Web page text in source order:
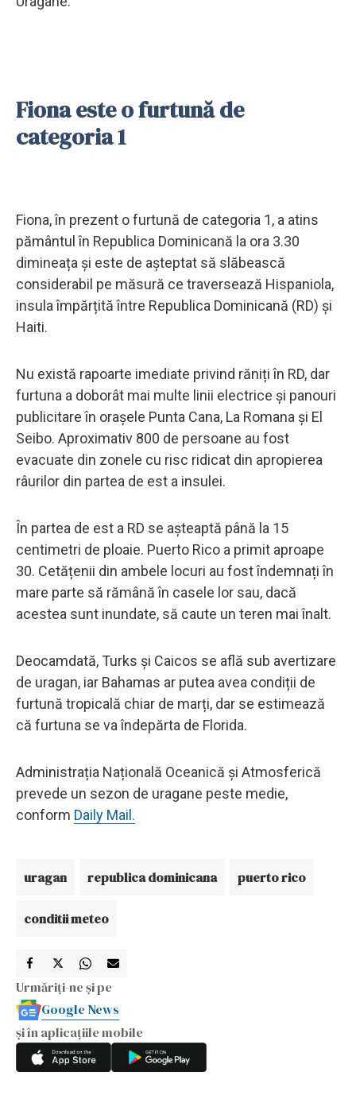
Fiona este o furtună de
categoria 1
Fiona, în prezent o furtună de categoria 1, a atins
pământul în Republica Dominicană la ora 3.30
dimineața și este de așteptat să slăbească
considerabil pe măsură ce traversează Hispaniola,
insula împărțită între Republica Dominicană (RD) și
Haiti.
Nu există rapoarte imediate privind răniți în RD, dar
furtuna a doborât mai multe linii electrice și panouri
publicitare în orașele Punta Cana, La Romana și El
Seibo. Aproximativ 800 de persoane au fost
evacuate din zonele cu risc ridicat din apropierea
râurilor din partea de est a insulei.
În partea de est a RD se așteaptă până la 15
centimetri de ploaie. Puerto Rico a primit aproape
30. Cetățenii din ambele locuri au fost îndemnați în
mare parte să rămână în casele lor sau, dacă
acestea sunt inundate, să caute un teren mai înalt.
Deocamdată, Turks și Caicos se află sub avertizare
de uragan, iar Bahamas ar putea avea condiții de
furtună tropicală chiar de marți, dar se estimează
că furtuna se va îndepărta de Florida.
Administrația Națională Oceanică și Atmosferică
prevede un sezon de uragane peste medie,
conform Daily Mail.
uragan republica dominicana puerto rico
conditii meteo
Urmăriți-ne și pe
Google News
și în aplicațiile mobile